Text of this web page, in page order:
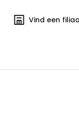
Vind een